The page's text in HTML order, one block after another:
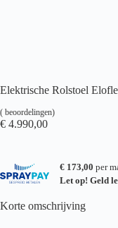
Elektrische Rolstoel
( beoordelingen)
€ 4.990,00
€ 173,00 per
Let op! Geld
Korte omschrijving